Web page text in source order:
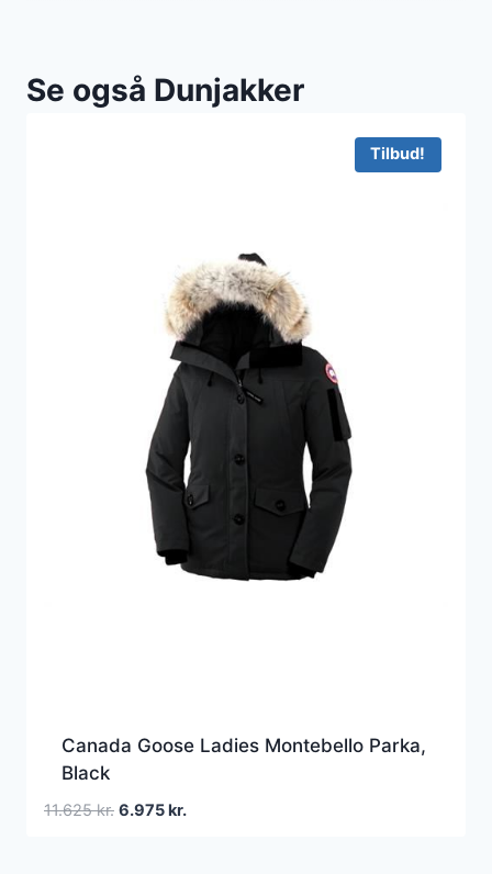
Se også Dunjakker
Tilbud!
Canada Goose Ladies Montebello Parka,
Black
11.625kr. Den
6.975kr.Den